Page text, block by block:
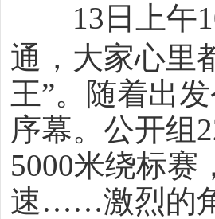
13日上午
通，大家心里
王”。随着出
序幕。公开组
5000米绕标赛
速……激烈的